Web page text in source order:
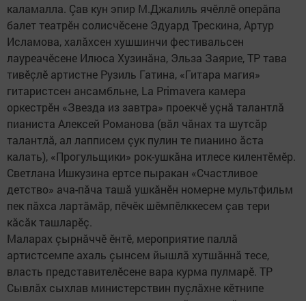
каламалла. Çав кун эпир М.Джалиль ячӗллӗ оперăпа
балет театрӗн солисчӗсене Эдуард Трескина, Артур
Исламова, халăхсен хушшинчи фестивальсен
лауреачӗсене Илюса Хузинăна, Эльза Заярие, ТР тава
тивӗçлӗ артистне Рузиль Гатина, «Гитара магия»
гитаристсен ансамбльне, La Primavera камера
оркестрӗн «Звезда из завтра» проекчӗ уçнă талантлă
пианиста Алексей Романова (вăл чăнах та шутсăр
талантлă, ал лапписем çук пулин те пианино ăста
калать), «Прогульщики» рок-ушкăна итлесе килентӗмӗр.
Светлана Ишкузина ертсе пыракан «Счастливое
детство» ача-пăча ташă ушкăнӗн номерне мультфильм
пек пăхса лартăмăр, пӗчӗк шӗмпӗлккесем çав тери
кăсăк ташларӗç.
Маларах çырнăччӗ ӗнтӗ, мероприятие паллă
артистсемпе ахаль çынсем йышлă хутшăннă тесе,
власть представителӗсене вара курма пулмарӗ. ТР
Сывлăх сыхлав министерствин пуçлăхне кӗтнипе